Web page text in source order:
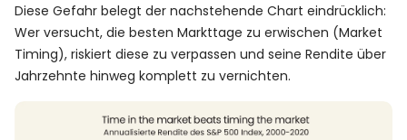
Diese Gefahr belegt der nachstehende Chart eindrücklich:
Wer versucht, die besten Markttage zu erwischen (Market
Timing), riskiert diese zu verpassen und seine Rendite über
Jahrzehnte hinweg komplett zu vernichten.